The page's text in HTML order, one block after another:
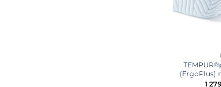
(ErgoPlus)
1